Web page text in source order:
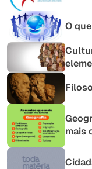
O
mais